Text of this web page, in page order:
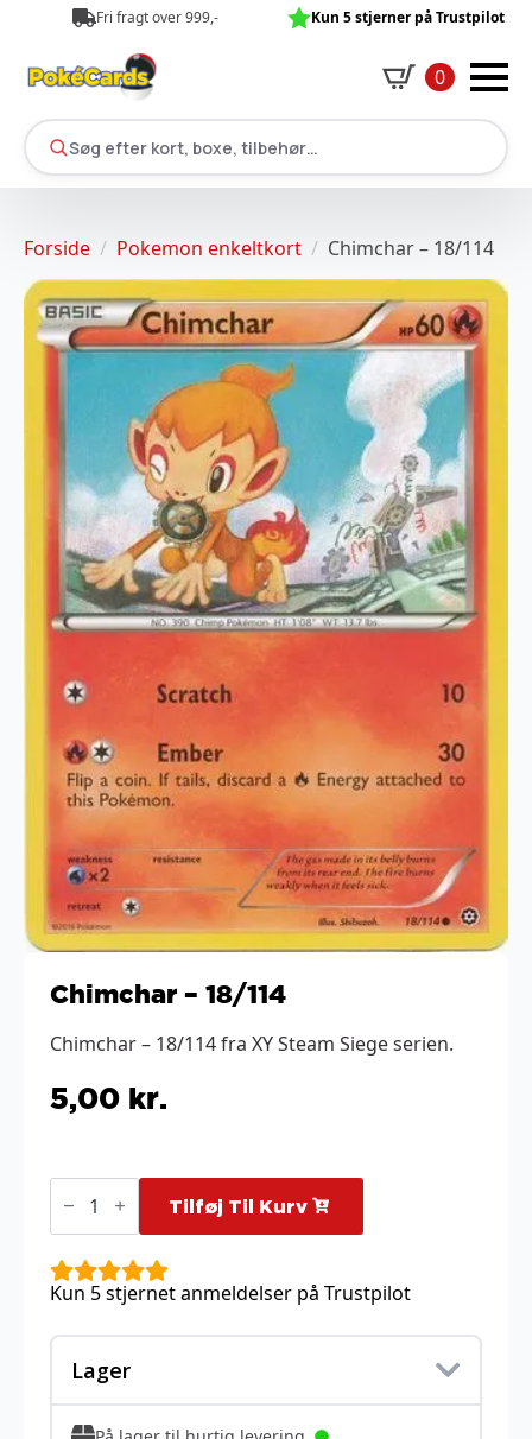
Fri fragt over 999,- Kun 5 stjerner på Trustpilot
0
Søg efter kort, boxe, tilbehør…
Forside Pokemon enkeltkort Chimchar – 18/114
Chimchar – 18/114
Chimchar – 18/114 fra XY Steam Siege serien.
5,00 kr.
Chimchar
antal
Tilføj Til Kurv
Kun 5 stjernet anmeldelser på Trustpilot
Lager